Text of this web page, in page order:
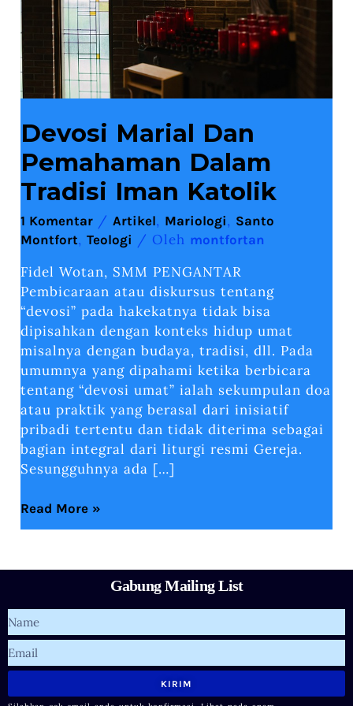
Devosi Marial Dan
Pemahaman Dalam
Tradisi Iman Katolik
1 Komentar /Artikel, Mariologi, Santo
Montfort,Teologi / Oleh montfortan
Fidel Wotan, SMM PENGANTAR
Pembicaraan atau diskursus tentang
“devosi” pada hakekatnya tidak bisa
dipisahkan dengan konteks hidup umat
misalnya dengan budaya, tradisi, dll. Pada
umumnya yang dipahami ketika berbicara
tentang “devosi umat” ialah sekumpulan doa
atau praktik yang berasal dari inisiatif
pribadi tertentu dan tidak diterima sebagai
bagian integral dari liturgi resmi Gereja.
Sesungguhnya ada […]
Read More »
Gabung Mailing List
Name
Email
KIRIM